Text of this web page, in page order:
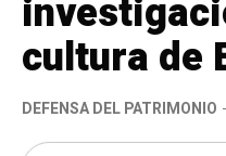
cultura de
DEFENSA DEL PATRIMONIO